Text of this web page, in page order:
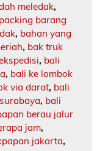
meledak,
barang
, bahan yang
, bak truk
, bali
, bali ke lombok
via darat, bali
, bali
berau jalur
jam,
jakarta,